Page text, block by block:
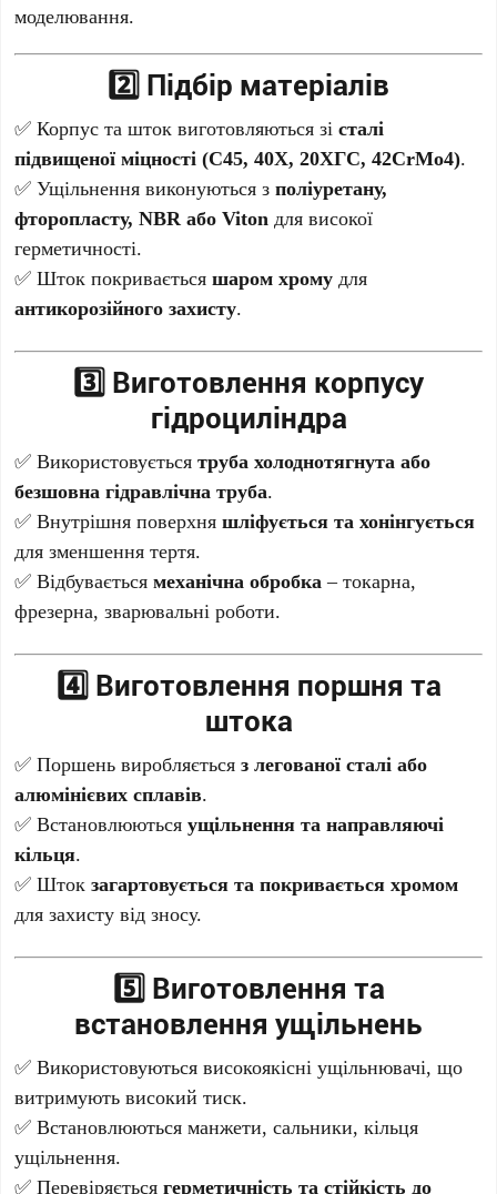
моделювання.
2️⃣ Підбір матеріалів
✅ Корпус та шток виготовляються зісталі
підвищеної міцності (С45, 40Х, 20ХГС, 42CrMo4).
✅ Ущільнення виконуються зполіуретану,
фторопласту, NBR або Viton для високої
герметичності.
✅ Шток покриваєтьсяшаром хрому для
антикорозійного захисту.
3️⃣ Виготовлення корпусу
гідроциліндра
✅ Використовуєтьсятруба холоднотягнута або
безшовна гідравлічна труба.
✅ Внутрішня поверхняшліфується та хонінгується
для зменшення тертя.
✅ Відбуваєтьсямеханічна обробка – токарна,
фрезерна, зварювальні роботи.
4️⃣ Виготовлення поршня та
штока
✅ Поршень виробляєтьсяз легованої сталі або
алюмінієвих сплавів.
✅ Встановлюютьсяущільнення та направляючі
кільця.
✅ Штокзагартовується та покривається хромом
для захисту від зносу.
5️⃣ Виготовлення та
встановлення ущільнень
✅ Використовуються високоякісні ущільнювачі, що
витримують високий тиск.
✅ Встановлюються манжети, сальники, кільця
ущільнення.
✅ Перевіряєтьсягерметичність та стійкість до